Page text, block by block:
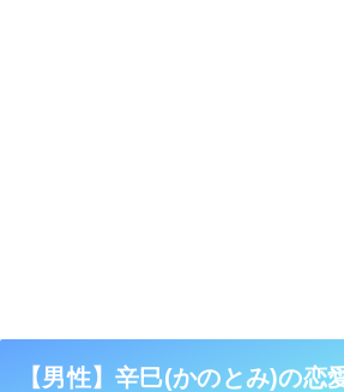
【男性】辛巳(かのとみ)の恋